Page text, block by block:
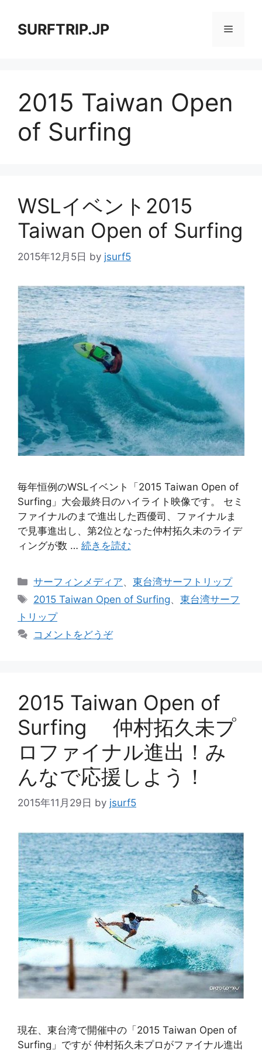
SURFTRIP.JP メ
2015 Taiwan Open
of Surfing
WSLイベント2015
Taiwan Open of Surfing
2015年12月5日 by jsurf5
毎年恒例のWSLイベント「2015 Taiwan Open of
Surfing」大会最終日のハイライト映像です。 セミ
ファイナルのまで進出した西優司、ファイナルま
で見事進出し、第2位となった仲村拓久未のライデ
ィングが数 … 続きを読む
カ
テ
リ
ー
サーフィンメディア、東台湾サーフトリップ
タ
グ
2015 Taiwan Open of Surfing、東台湾サーフ
トリップ
コメントをどうぞ
2015 Taiwan Open of
Surfing 仲村拓久未プ
ロファイナル進出！み
んなで応援しよう！
2015年11月29日 by jsurf5
現在、東台湾で開催中の「2015 Taiwan Open of
Surfing」ですが 仲村拓久未プロがファイナル進出